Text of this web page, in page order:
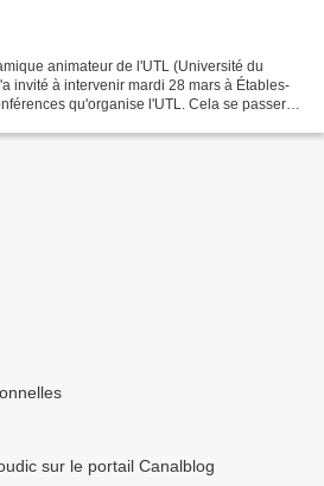
animateur de l'UTL (Université du
invité à intervenir mardi 28 mars à Étables-
qu'organise l'UTL. Cela se passera
sur le portail Canalblog